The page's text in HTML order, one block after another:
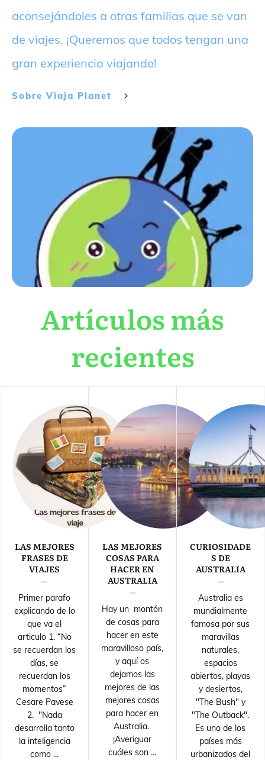
aconsejándoles a otras familias que se van
de viajes. ¡Queremos que todos tengan una
gran experiencia viajando!
Sobre Viaja Planet
Artículos más
recientes
LAS MEJORES
FRASES DE
VIAJES
Primer parafo
explicando de lo
que va el
articulo 1. “No
se recuerdan los
días, se
recuerdan los
momentos”
Cesare Pavese
2. "Nada
desarrolla tanto
la inteligencia
como ...
LAS MEJORES
COSAS PARA
HACER EN
AUSTRALIA
Hay un montón
de cosas para
hacer en este
maravilloso país,
y aquí os
dejamos las
mejores de las
mejores cosas
para hacer en
Australia.
¡Averiguar
cuáles son ...
CURIOSIDADE
S DE
AUSTRALIA
Australia es
mundialmente
famosa por sus
maravillas
naturales,
espacios
abiertos, playas
y desiertos,
"The Bush" y
"The Outback".
Es uno de los
países más
urbanizados del